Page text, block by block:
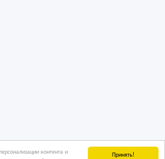
Принять!
контента и